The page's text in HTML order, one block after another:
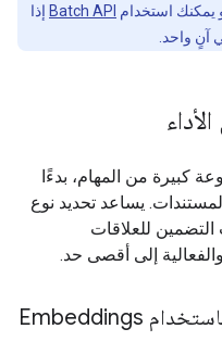
يمكنك استخدام Batch API إذا
آنٍ واحد.
كبيرة من المهام، بدءًا
يساعد تحديد نوع
للعلاقات
إلى أقصى حد.
أنواع المهام التي يمكن تنفيذها باستخدام Embeddings